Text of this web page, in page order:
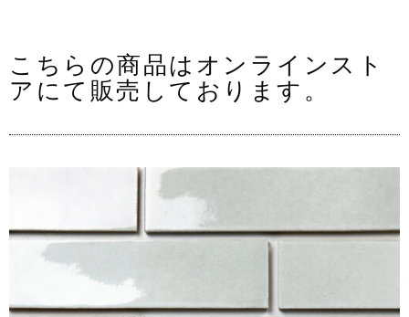
こちらの商品はオンラインスト
アにて販売しております。